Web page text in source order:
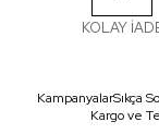
KOLAY
KampanyalarSıkça
Kargo ve